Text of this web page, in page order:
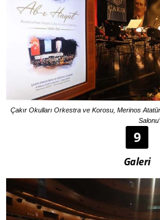
Çakır Okulları Orkestra ve Korosu, Merinos
9
Galeri